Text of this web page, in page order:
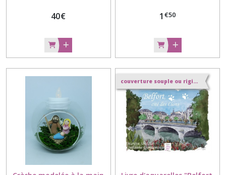
40€ 1 €50
couverture souple ou rigide au choix